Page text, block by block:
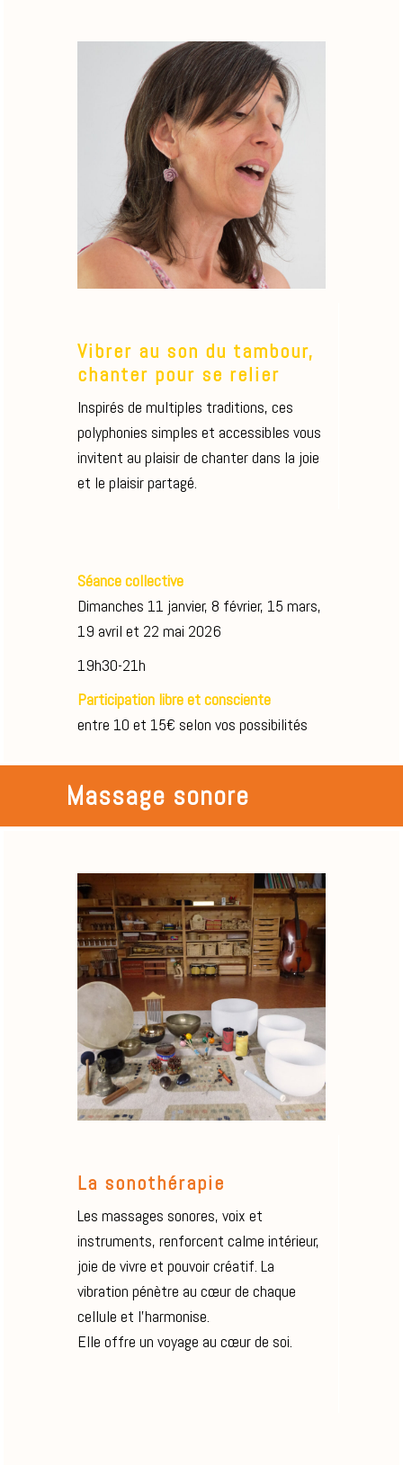
Vibrer au son du tambour,
chanter pour se relier
Inspirés de multiples traditions, ces
polyphonies simples et accessibles vous
invitent au plaisir de chanter dans la joie
et le plaisir partagé.
Séance collective
Dimanches 11 janvier, 8 février, 15 mars,
19 avril et 22 mai 2026
19h30-21h
Participation libre et consciente
entre 10 et 15€ selon vos possibilités
Massage sonore
La sonothérapie
Les massages sonores, voix et
instruments, renforcent calme intérieur,
joie de vivre et pouvoir créatif. La
vibration pénètre au cœur de chaque
cellule et l’harmonise.
Elle offre un voyage au cœur de soi.